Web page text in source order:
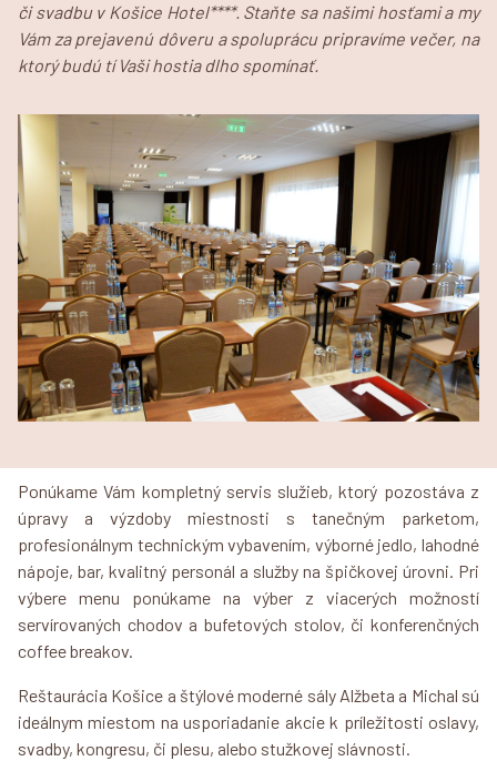
či svadbu v Košice Hotel****. Staňte sa našimi hosťami a my
Vám za prejavenú dôveru a spoluprácu pripravíme večer, na
ktorý budú tí Vaši hostia dlho spomínať.
Ponúkame Vám kompletný servis služieb, ktorý pozostáva z
úpravy a výzdoby miestnosti s tanečným parketom,
profesionálnym technickým vybavením, výborné jedlo, lahodné
nápoje, bar, kvalitný personál a služby na špičkovej úrovni. Pri
výbere menu ponúkame na výber z viacerých možností
servírovaných chodov a bufetových stolov, či konferenčných
coffee breakov.
Reštaurácia Košice a štýlové moderné sály Alžbeta a Michal sú
ideálnym miestom na usporiadanie akcie k príležitosti oslavy,
svadby, kongresu, či plesu, alebo stužkovej slávnosti.